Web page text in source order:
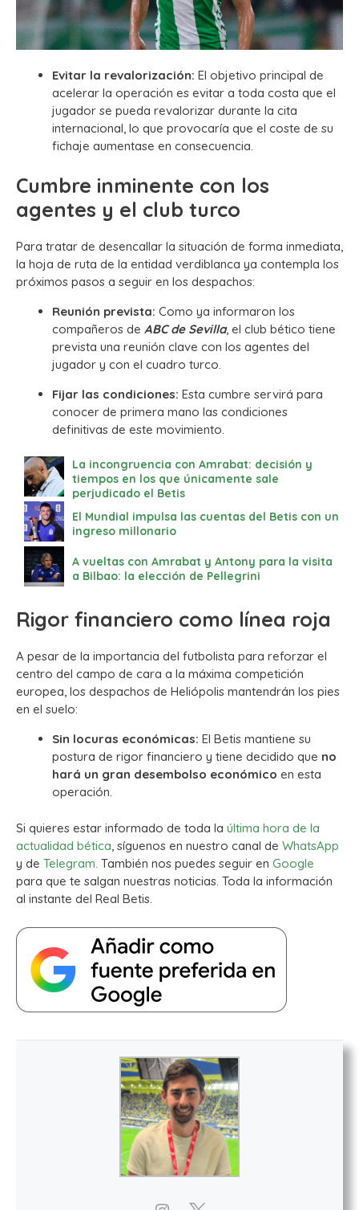
Evitar la revalorización: El objetivo principal de
acelerar la operación es evitar a toda costa que el
jugador se pueda revalorizar durante la cita
internacional, lo que provocaría que el coste de su
fichaje aumentase en consecuencia.
Cumbre inminente con los
agentes y el club turco
Para tratar de desencallar la situación de forma inmediata,
la hoja de ruta de la entidad verdiblanca ya contempla los
próximos pasos a seguir en los despachos:
Reunión prevista: Como ya informaron los
compañeros de ABC de Sevilla, el club bético tiene
prevista una reunión clave con los agentes del
jugador y con el cuadro turco.
Fijar las condiciones: Esta cumbre servirá para
conocer de primera mano las condiciones
definitivas de este movimiento.
La incongruencia con Amrabat: decisión y
tiempos en los que únicamente sale
perjudicado el Betis
El Mundial impulsa las cuentas del Betis con un
ingreso millonario
A vueltas con Amrabat y Antony para la visita
a Bilbao: la elección de Pellegrini
Rigor financiero como línea roja
A pesar de la importancia del futbolista para reforzar el
centro del campo de cara a la máxima competición
europea, los despachos de Heliópolis mantendrán los pies
en el suelo:
Sin locuras económicas: El Betis mantiene su
postura de rigor financiero y tiene decidido que no
hará un gran desembolso económico en esta
operación.
Si quieres estar informado de toda la última hora de la
actualidad bética, síguenos en nuestro canal de WhatsApp
y de Telegram. También nos puedes seguir en Google
para que te salgan nuestras noticias. Toda la información
al instante del Real Betis.